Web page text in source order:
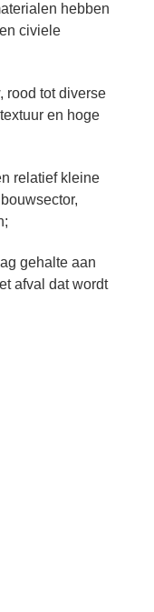
hebben
civiele
rood tot diverse
en hoge
relatief kleine
gehalte aan
afval dat wordt